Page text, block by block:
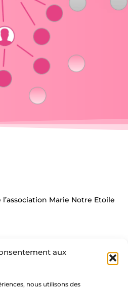
aux
nous utilisons des
Marie Notre Etoile